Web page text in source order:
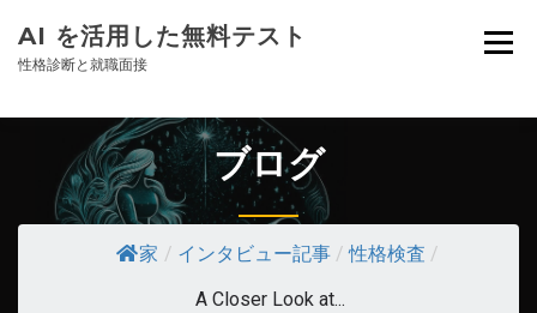
AI を活用した無料テスト
性格診断と就職面接
ブログ
家 / インタビュー記事 / 性格検査 /
A Closer Look at...